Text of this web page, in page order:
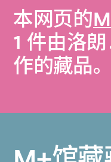
本网页的
1 件由洛
作的藏品。